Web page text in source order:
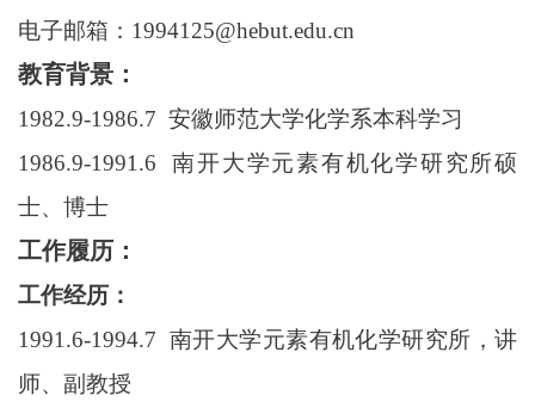
电子邮箱：1994125@hebut.edu.cn
教育背景：
1982.9-1986.7 安徽师范大学化学系本科学习
1986.9-1991.6 南开大学元素有机化学研究所硕
士、博士
工作履历：
工作经历：
1991.6-1994.7 南开大学元素有机化学研究所，讲
师、副教授